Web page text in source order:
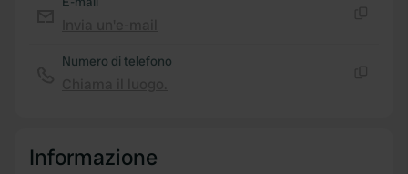
Numero di telefono
Informazione